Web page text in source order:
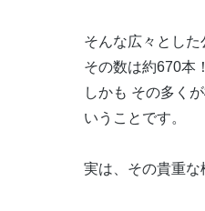
そんな広々とした
その数は約670本！
しかも その多く
いうことです。
実は、その貴重な